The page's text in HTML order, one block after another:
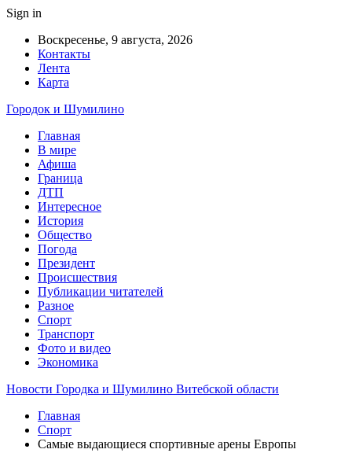
Sign in
Воскресенье, 9 августа, 2026
Контакты
Лента
Карта
Городок и Шумилино
Главная
В мире
Афиша
Граница
ДТП
Интересное
История
Общество
Погода
Президент
Происшествия
Публикации читателей
Разное
Спорт
Транспорт
Фото и видео
Экономика
Новости Городка и Шумилино Витебской области
Главная
Спорт
Самые выдающиеся спортивные арены Европы